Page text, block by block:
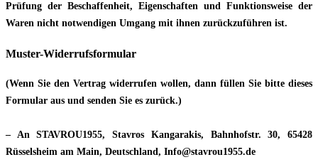
Prüfung der Beschaffenheit, Eigenschaften und Funktionsweise der
Waren nicht notwendigen Umgang mit ihnen zurückzuführen ist.
Muster-Widerrufsformular
(Wenn Sie den Vertrag widerrufen wollen, dann füllen Sie bitte dieses
Formular aus und senden Sie es zurück.)
– An STAVROU1955, Stavros Kangarakis, Bahnhofstr. 30, 65428
Rüsselsheim am Main, Deutschland, Info@stavrou1955.de